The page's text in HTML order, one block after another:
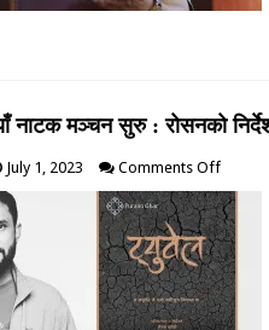
नाटक मञ्चन सुरु : रोसनको
July 1, 2023 Comments Offon
पूरानो
घरमा
नयाँ
नाटक
मञ्चन
सुरु
: